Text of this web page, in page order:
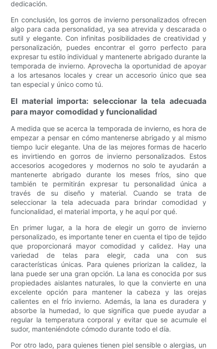
dedicación.
En conclusión, los gorros de invierno personalizados ofrecen
algo para cada personalidad, ya sea atrevida y descarada o
sutil y elegante. Con infinitas posibilidades de creatividad y
personalización, puedes encontrar el gorro perfecto para
expresar tu estilo individual y mantenerte abrigado durante la
temporada de invierno. Aprovecha la oportunidad de apoyar
a los artesanos locales y crear un accesorio único que sea
tan especial y único como tú.
El material importa: seleccionar la tela adecuada
para mayor comodidad y funcionalidad
A medida que se acerca la temporada de invierno, es hora de
empezar a pensar en cómo mantenerse abrigado y al mismo
tiempo lucir elegante. Una de las mejores formas de hacerlo
es invirtiendo en gorros de invierno personalizados. Estos
accesorios acogedores y modernos no solo te ayudarán a
mantenerte abrigado durante los meses fríos, sino que
también te permitirán expresar tu personalidad única a
través de su diseño y material. Cuando se trata de
seleccionar la tela adecuada para brindar comodidad y
funcionalidad, el material importa, y he aquí por qué.
En primer lugar, a la hora de elegir un gorro de invierno
personalizado, es importante tener en cuenta el tipo de tejido
que proporcionará mayor comodidad y calidez. Hay una
variedad de telas para elegir, cada una con sus
características únicas. Para quienes priorizan la calidez, la
lana puede ser una gran opción. La lana es conocida por sus
propiedades aislantes naturales, lo que la convierte en una
excelente opción para mantener la cabeza y las orejas
calientes en el frío invierno. Además, la lana es duradera y
absorbe la humedad, lo que significa que puede ayudar a
regular la temperatura corporal y evitar que se acumule el
sudor, manteniéndote cómodo durante todo el día.
Por otro lado, para quienes tienen piel sensible o alergias, un